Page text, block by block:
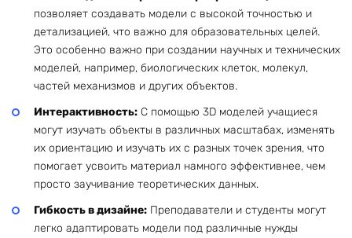
позволяет создавать модели с высокой точностью и
детализацией, что важно для образовательных целей.
Это особенно важно при создании научных и технических
моделей, например, биологических клеток, молекул,
частей механизмов и других объектов.
Интерактивность: С помощью 3D моделей учащиеся
могут изучать объекты в различных масштабах, изменять
их ориентацию и изучать их с разных точек зрения, что
помогает усвоить материал намного эффективнее, чем
просто заучивание теоретических данных.
Гибкость в дизайне: Преподаватели и студенты могут
легко адаптировать модели под различные нужды